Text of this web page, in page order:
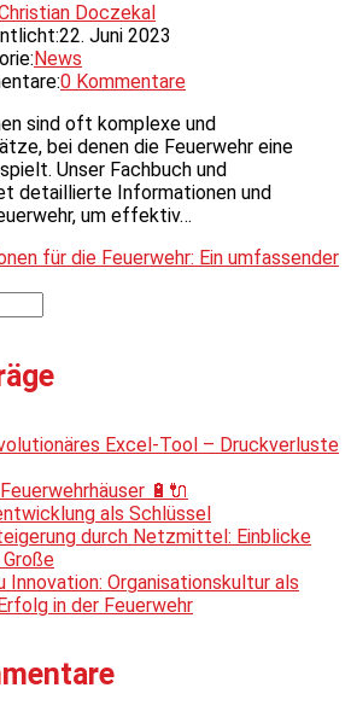
Doczekal
22. Juni 2023
News
0 Kommentare
sind oft komplexe und
bei denen die Feuerwehr eine
Unser Fachbuch und
detaillierte Informationen und
um effektiv…
für die Feuerwehr: Ein umfassender
Excel-Tool – Druckverluste
🔋🔌
als Schlüssel
durch Netzmittel: Einblicke
Innovation: Organisationskultur als
in der Feuerwehr